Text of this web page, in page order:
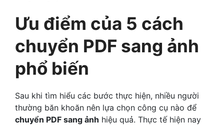
Ưu điểm của 5 cách
chuyển PDF sang ảnh
phổ biến
Sau khi tìm hiểu các bước thực hiện, nhiều người
thường băn khoăn nên lựa chọn công cụ nào để
chuyển PDF sang ảnh hiệu quả. Thực tế hiện nay